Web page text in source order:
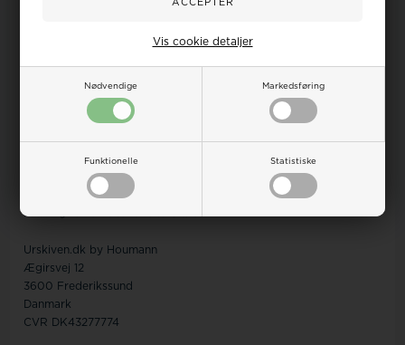
Nødvendige Markedsføring
Funktionelle Statistiske
Vis cookie detaljer
Retur/Ombytning
Kundeservice
Ingen betjening på adressen
Personlig henvendelse kun efter aftale
Urskiven.dk by Houmann
Ægirsvej 12
3600 Frederikssund
Danmark
CVR DK43277774